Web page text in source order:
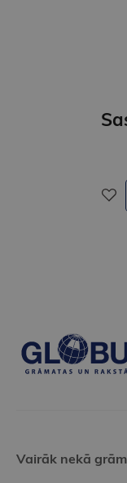
Vairāk nekā